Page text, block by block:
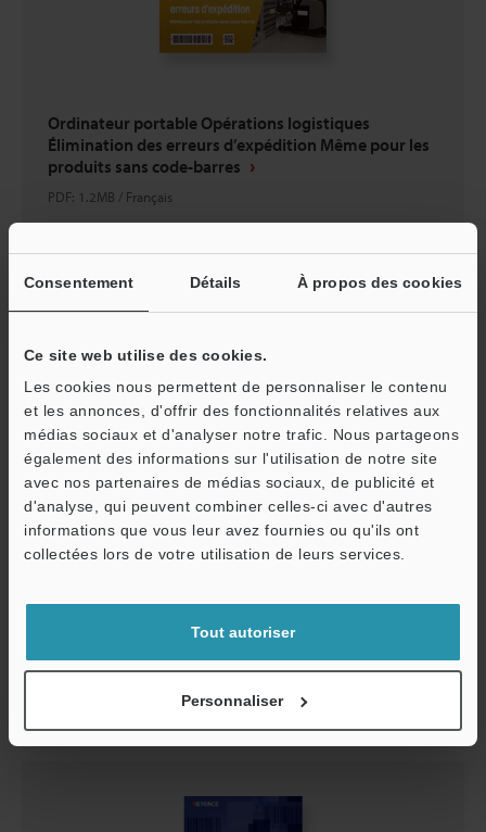
Consentement Détails À propos des cookies
Ce site web utilise des cookies.
Les cookies nous permettent de personnaliser le contenu
et les annonces, d'offrir des fonctionnalités relatives aux
médias sociaux et d'analyser notre trafic. Nous partageons
également des informations sur l'utilisation de notre site
avec nos partenaires de médias sociaux, de publicité et
d'analyse, qui peuvent combiner celles-ci avec d'autres
informations que vous leur avez fournies ou qu'ils ont
collectées lors de votre utilisation de leurs services.
Tout autoriser
Personnaliser
Ordinateur portable Opérations logistiques
Élimination des erreurs d’expédition Même pour les
produits sans code-barres
PDF: 1.2MB / Français
Télécharger
Télécharger